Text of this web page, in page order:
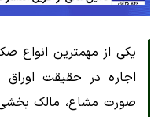
یکی از مهمترین
اجاره در حقیقت اوراق
صورت مشاع، مالک بخشی